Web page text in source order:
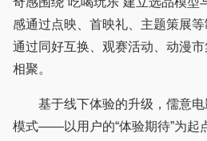
感通过点映、首映礼、主题策展
通过同好互换、观赛活动、动漫
相聚。
基于线下体验的升级，儒意电
模式——以用户的“体验期待”为起